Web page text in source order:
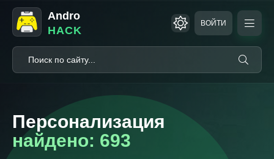
Andro
HACK
ВОЙТИ
Персонализация
найдено: 693